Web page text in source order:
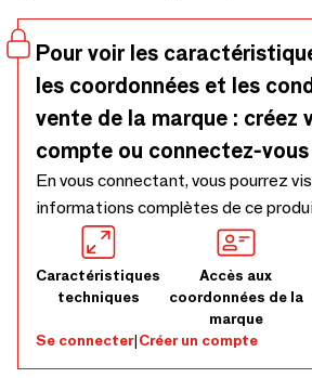
Pour voir les
les coordonnées et les
vente de la marque : créez
compte ou connectez-vous
En vous connectant, vous pourrez
informations complètes de ce
Caractéristiques
techniques
Accès aux
coordonnées de la
marque
Se connecter|Créer un compte